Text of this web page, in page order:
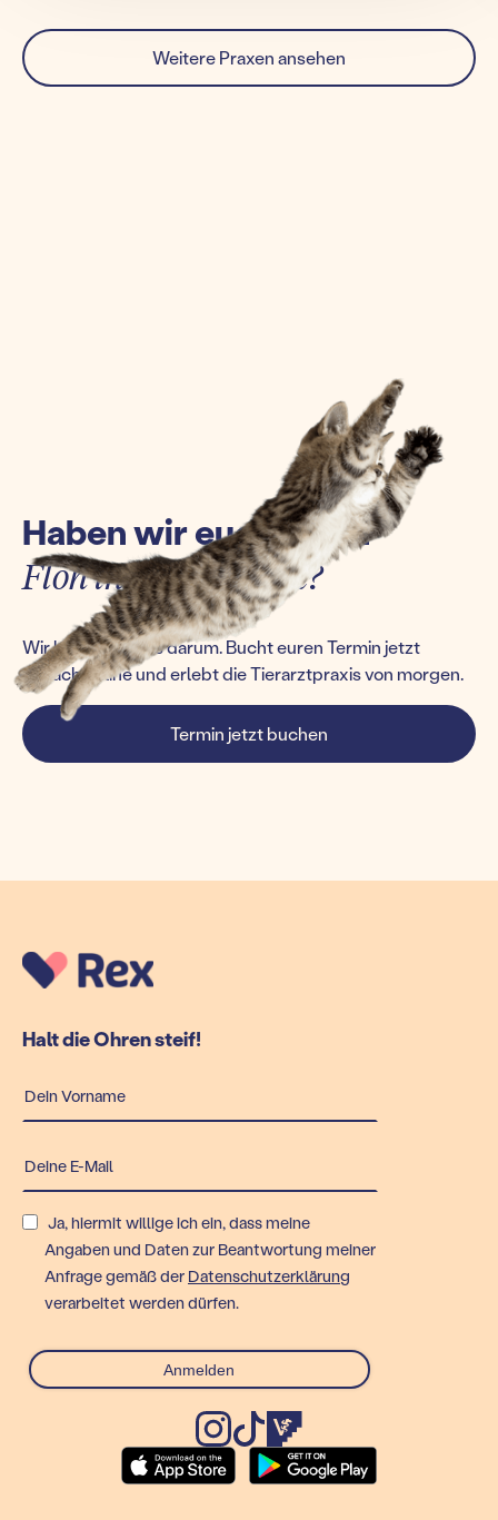
Weitere Praxen ansehen
Haben wir euch einen
Floh ins Ohr gesetzt?
Wir kümmern uns darum. Bucht euren Termin jetzt
einfach online und erlebt die Tierarztpraxis von morgen.
Termin jetzt buchen
Halt die Ohren steif!
Ja, hiermit willige ich ein, dass meine
Angaben und Daten zur Beantwortung meiner
Anfrage gemäß der Datenschutzerklärung
verarbeitet werden dürfen.